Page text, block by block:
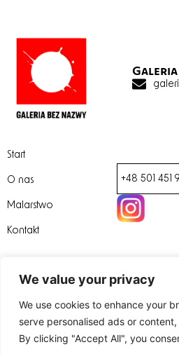
We value your privacy
We use cookies to enhance your
serve personalised ads or
By clicking "Accept All", you
Start
Malarstwo
Kontakt